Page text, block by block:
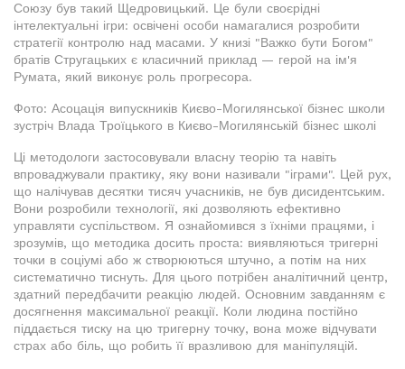
Союзу був такий Щедровицький. Це були своєрідні
інтелектуальні ігри: освічені особи намагалися розробити
стратегії контролю над масами. У книзі "Важко бути Богом"
братів Стругацьких є класичний приклад — герой на ім'я
Румата, який виконує роль прогресора.
Фото: Асоцація випускників Києво-Могилянської бізнес школи
зустріч Влада Троїцького в Києво-Могилянській бізнес школі
Ці методологи застосовували власну теорію та навіть
впроваджували практику, яку вони називали "іграми". Цей рух,
що налічував десятки тисяч учасників, не був дисидентським.
Вони розробили технології, які дозволяють ефективно
управляти суспільством. Я ознайомився з їхніми працями, і
зрозумів, що методика досить проста: виявляються тригерні
точки в соціумі або ж створюються штучно, а потім на них
систематично тиснуть. Для цього потрібен аналітичний центр,
здатний передбачити реакцію людей. Основним завданням є
досягнення максимальної реакції. Коли людина постійно
піддається тиску на цю тригерну точку, вона може відчувати
страх або біль, що робить її вразливою для маніпуляцій.